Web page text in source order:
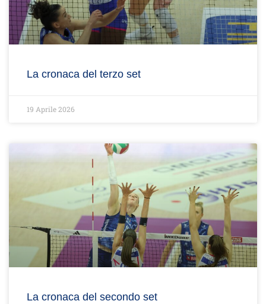
La cronaca del terzo set
19 Aprile 2026
La cronaca del secondo set